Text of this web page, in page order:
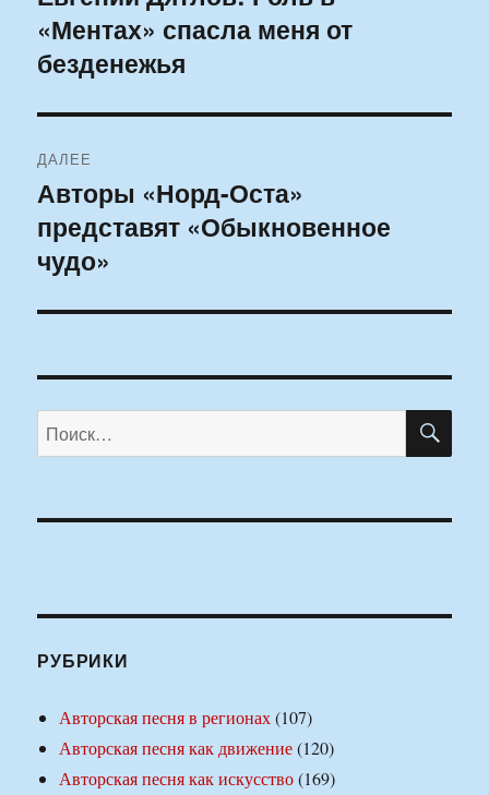
записям
запись:
«Ментах» спасла меня от
безденежья
ДАЛЕЕ
Следующая
запись:
Авторы «Норд-Оста»
представят «Обыкновенное
чудо»
Искать:
РУБРИКИ
Авторская песня в регионах(107)
Авторская песня как движение(120)
Авторская песня как искусство(169)